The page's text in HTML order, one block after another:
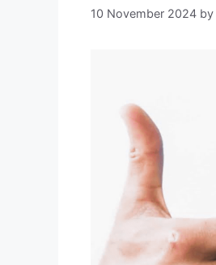
10 November 2024 by